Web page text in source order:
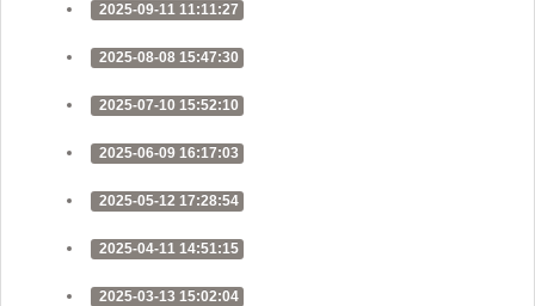
2025-09-11 11:11:27
2025-08-08 15:47:30
2025-07-10 15:52:10
2025-06-09 16:17:03
2025-05-12 17:28:54
2025-04-11 14:51:15
2025-03-13 15:02:04